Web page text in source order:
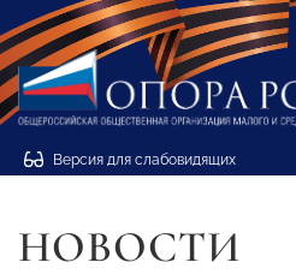
Версия для слабовидящих
НОВОСТИ